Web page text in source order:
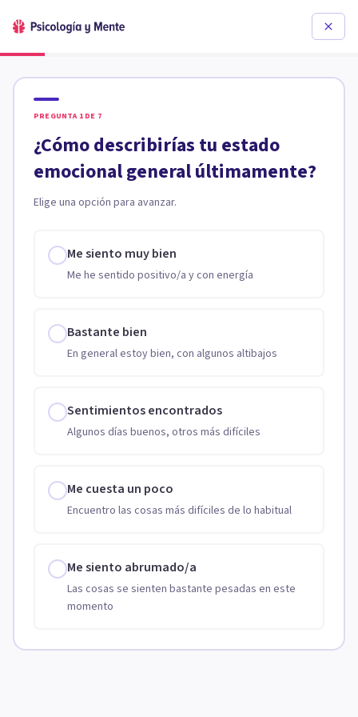
PREGUNTA 1 DE 7
¿Cómo describirías tu estado
emocional general últimamente?
Elige una opción para avanzar.
Me siento muy bien
Me he sentido positivo/a y con energía
Bastante bien
En general estoy bien, con algunos altibajos
Sentimientos encontrados
Algunos días buenos, otros más difíciles
Me cuesta un poco
Encuentro las cosas más difíciles de lo habitual
Me siento abrumado/a
Las cosas se sienten bastante pesadas en este
momento